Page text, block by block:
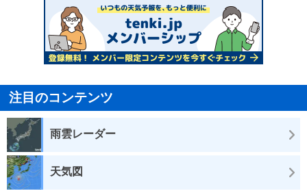
注目のコンテンツ
雨雲レーダー
天気図